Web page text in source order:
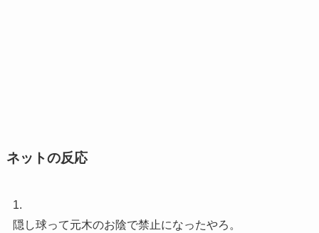
ネットの反応
1.
隠し球って元木のお陰で禁止になったやろ。